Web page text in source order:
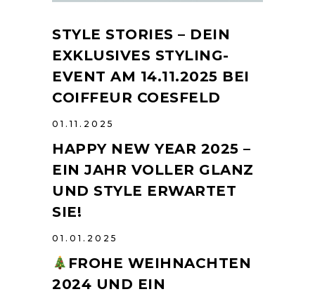
STYLE STORIES – DEIN
EXKLUSIVES STYLING-
EVENT AM 14.11.2025 BEI
COIFFEUR COESFELD
01.11.2025
HAPPY NEW YEAR 2025 –
EIN JAHR VOLLER GLANZ
UND STYLE ERWARTET
SIE!
01.01.2025
FROHE WEIHNACHTEN
2024 UND EIN